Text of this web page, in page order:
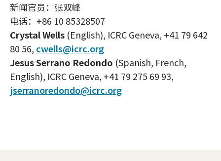
新闻官员：张双峰
电话：+86 10 85328507
Crystal Wells (English), ICRC Geneva, +41 79 642
80 56, cwells@icrc.org
Jesus Serrano Redondo (Spanish, French,
English), ICRC Geneva, +41 79 275 69 93,
jserranoredondo@icrc.org